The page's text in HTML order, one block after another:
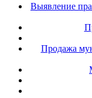
Выявление
Продажа